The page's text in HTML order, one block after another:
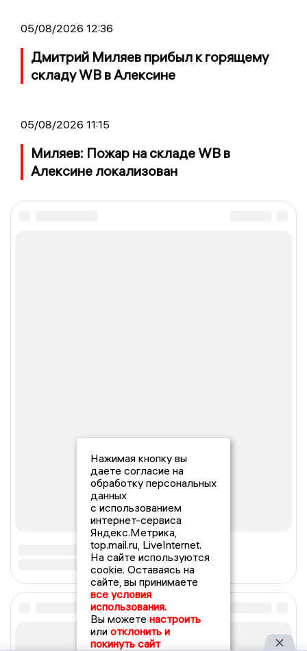
05/08/2026 12:36
Дмитрий Миляев прибыл к горящему
складу WB в Алексине
05/08/2026 11:15
Миляев: Пожар на складе WB в
Алексине локализован
Нажимая кнопку вы
даете согласие на
обработку персональных
данных
с использованием
интернет-сервиса
Яндекс.Метрика,
top.mail.ru, LiveInternet.
На сайте используются
cookie. Оставаясь на
сайте, вы принимаете
все условия
использования.
Вы можете настроить
или отклонить и
покинуть сайт